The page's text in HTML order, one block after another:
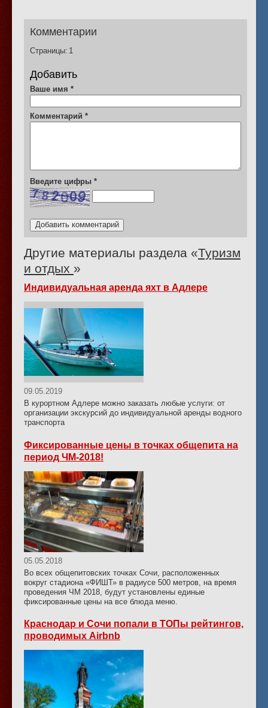
Комментарии
Страницы: 1
Добавить
Ваше имя *
Комментарий *
Введите цифры *
Другие материалы раздела «Туризм
и отдых »
Индивидуальная аренда яхт в Адлере
09.05.2019
В курортном Адлере можно заказать любые услуги: от
организации экскурсий до индивидуальной аренды водного
транспорта
Фиксированные цены в точках общепита на
период ЧМ-2018!
05.05.2018
Во всех общепитовских точках Сочи, расположенных
вокруг стадиона «ФИШТ» в радиусе 500 метров, на время
проведения ЧМ 2018, будут установлены единые
фиксированные цены на все блюда меню.
Краснодар и Сочи попали в ТОПы рейтингов,
проводимых Airbnb